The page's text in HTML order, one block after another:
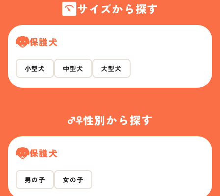
サイズから探す
保護犬
小型犬 中型犬 大型犬
性別から探す
保護犬
男の子 女の子